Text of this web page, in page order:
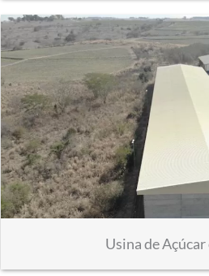
Usina de